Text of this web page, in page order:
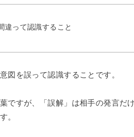
違って認識すること
図を誤って認識することです。
ですが、「誤解」は相手の発言だ
。